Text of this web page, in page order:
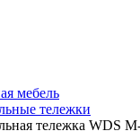
мебель
тележки
тележка WDS